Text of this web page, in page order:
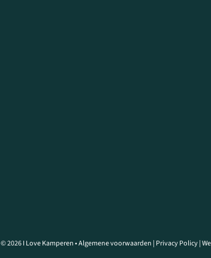
© 2026 I Love Kamperen •Algemene voorwaarden | Privacy Policy|